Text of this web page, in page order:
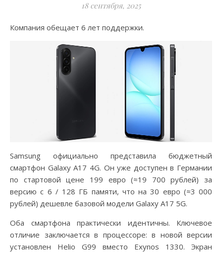
18 сентября, 2025
Компания обещает 6 лет поддержки.
Samsung официально представила бюджетный
смартфон Galaxy A17 4G. Он уже доступен в Германии
по стартовой цене 199 евро (≈19 700 рублей) за
версию с 6 / 128 ГБ памяти, что на 30 евро (≈3 000
рублей) дешевле базовой модели Galaxy A17 5G.
Оба смартфона практически идентичны. Ключевое
отличие заключается в процессоре: в новой версии
установлен Helio G99 вместо Exynos 1330. Экран